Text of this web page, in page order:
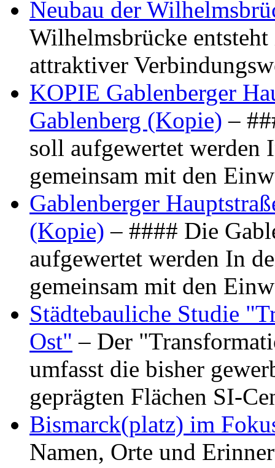
Neubau der
Wilhelmsbrücke
attraktiver
KOPIE Gablenberger
Gablenberg (Kopie) –
soll aufgewertet werden
gemeinsam mit den
Gablenberger
(Kopie) – #### Die
aufgewertet werden In
gemeinsam mit den
Städtebauliche Studie
Ost" – Der
umfasst die bisher
geprägten Flächen SI-
Bismarck(platz) im
Namen, Orte und